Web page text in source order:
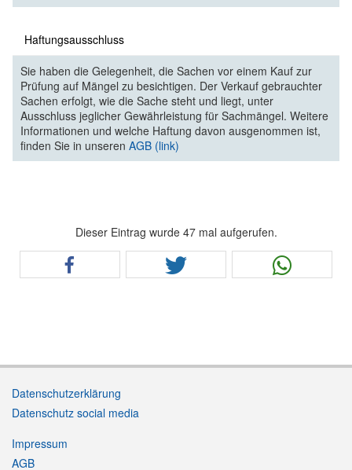
Haftungsausschluss
Sie haben die Gelegenheit, die Sachen vor einem Kauf zur
Prüfung auf Mängel zu besichtigen. Der Verkauf gebrauchter
Sachen erfolgt, wie die Sache steht und liegt, unter
Ausschluss jeglicher Gewährleistung für Sachmängel. Weitere
Informationen und welche Haftung davon ausgenommen ist,
finden Sie in unseren AGB (link)
Dieser Eintrag wurde 47 mal aufgerufen.
Datenschutzerklärung
Datenschutz social media
Impressum
AGB